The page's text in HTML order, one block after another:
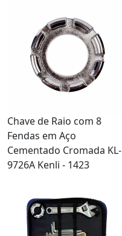
Chave de Raio com 8
Fendas em Aço
Cementado Cromada KL-
9726A Kenli - 1423